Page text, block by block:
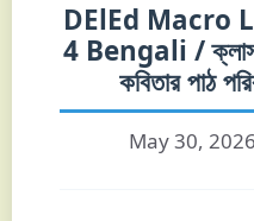
DElEd Macro
4 Bengali / ক্লাস
কবিতার পাঠ
May 30, 2026